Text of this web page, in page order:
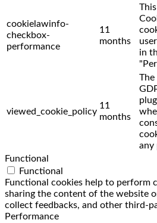
cookielawinfo-
checkbox-
performance
11
months
in
viewed_cookie_policy
11
months
The
any
Functional
Functional
Functional cookies help to perform
sharing the content of the website
collect feedbacks, and other third-
Performance